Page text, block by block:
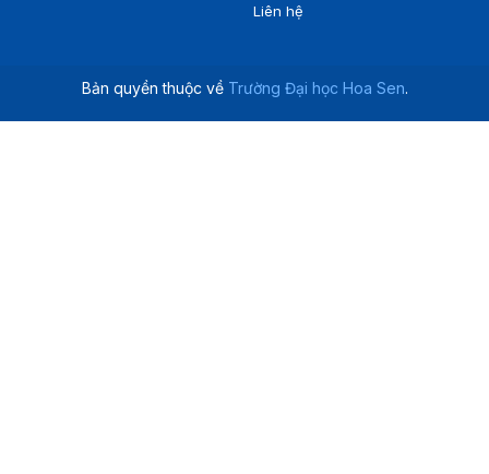
Liên hệ
Bản quyền thuộc về Trường Đại học Hoa Sen.